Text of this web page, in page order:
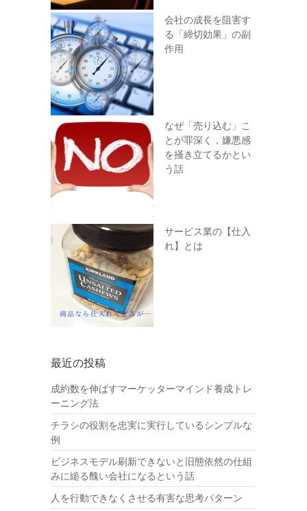
会社の成長を阻害す
る「締切効果」の副
作用
なぜ「売り込む」こ
とが罪深く，嫌悪感
を掻き立てるかとい
う話
サービス業の【仕入
れ】とは
最近の投稿
成約数を伸ばすマーケッターマインド養成トレ
ーニング法
チラシの役割を忠実に実行しているシンプルな
例
ビジネスモデル刷新できないと旧態依然の仕組
みに縋る醜い会社になるという話
人を行動できなくさせる有害な思考パターン